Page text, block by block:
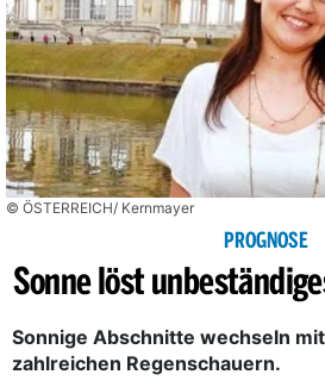
© ÖSTERREICH/ Kernmayer
PROGNOSE
Sonne löst
Sonnige Abschnitte wechseln
zahlreichen Regenschauern.